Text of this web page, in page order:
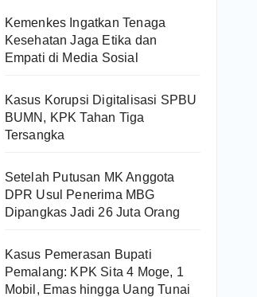
Kemenkes Ingatkan Tenaga
Kesehatan Jaga Etika dan
Empati di Media Sosial
Kasus Korupsi Digitalisasi SPBU
BUMN, KPK Tahan Tiga
Tersangka
Setelah Putusan MK Anggota
DPR Usul Penerima MBG
Dipangkas Jadi 26 Juta Orang
Kasus Pemerasan Bupati
Pemalang: KPK Sita 4 Moge, 1
Mobil, Emas hingga Uang Tunai